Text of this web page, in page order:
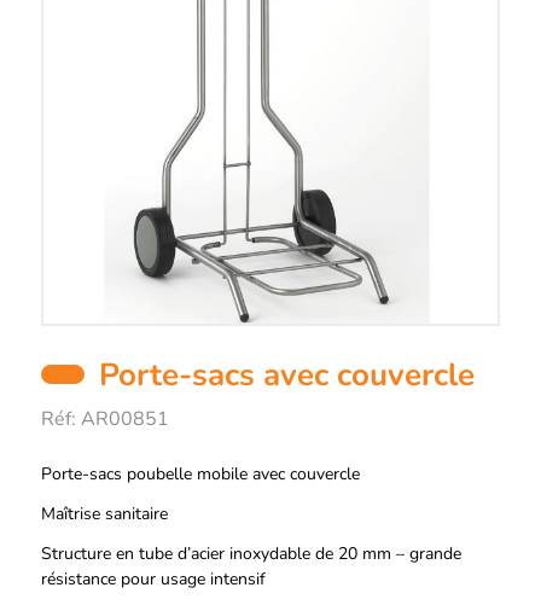
Porte-sacs avec couvercle
Réf: AR00851
Description
Porte-sacs poubelle mobile avec couvercle
Maîtrise sanitaire
Structure en tube d’acier inoxydable de 20 mm – grande
résistance pour usage intensif